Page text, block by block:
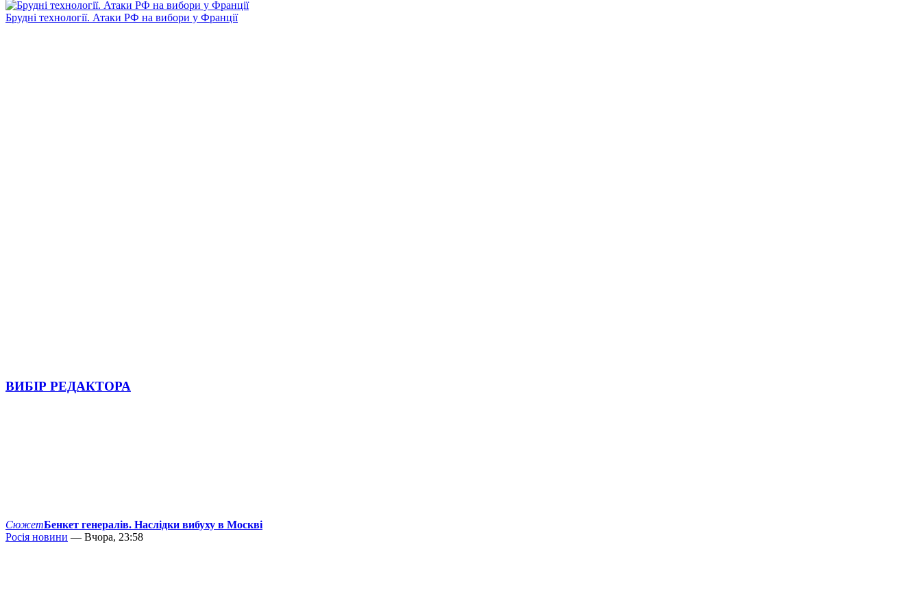
Брудні технології. Атаки РФ на вибори у Франції
ВИБІР РЕДАКТОРА
СюжетБенкет генералів. Наслідки вибуху в Москві
Росія новини — Вчора, 23:58